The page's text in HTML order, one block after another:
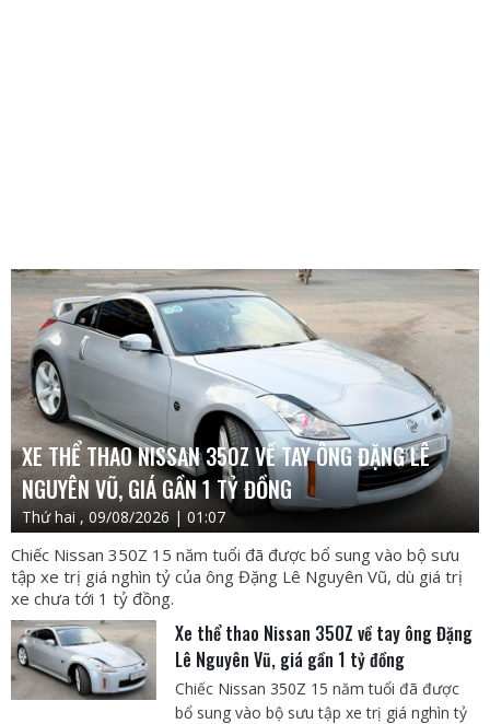
XE THỂ THAO NISSAN 350Z VỀ TAY ÔNG ĐẶNG LÊ
NGUYÊN VŨ, GIÁ GẦN 1 TỶ ĐỒNG
Thứ hai , 09/08/2026 | 01:07
Chiếc Nissan 350Z 15 năm tuổi đã được bổ sung vào bộ sưu
tập xe trị giá nghìn tỷ của ông Đặng Lê Nguyên Vũ, dù giá trị
xe chưa tới 1 tỷ đồng.
Xe thể thao Nissan 350Z về tay ông Đặng
Lê Nguyên Vũ, giá gần 1 tỷ đồng
Chiếc Nissan 350Z 15 năm tuổi đã được
bổ sung vào bộ sưu tập xe trị giá nghìn tỷ